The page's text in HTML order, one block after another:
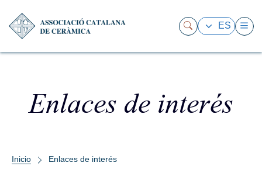
ES
Enlaces de interés
Inicio Enlaces de interés